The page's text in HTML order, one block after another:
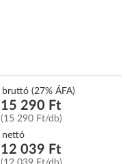
bruttó (27% ÁFA)
15 290 Ft
(15 290 Ft/db)
nettó
12 039 Ft